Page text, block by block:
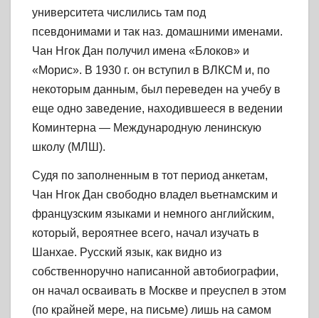
университета числились там под
псевдонимами и так наз. домашними именами.
Чан Нгок Дан получил имена «Блоков» и
«Морис». В 1930 г. он вступил в ВЛКСМ и, по
некоторым данным, был переведен на учебу в
еще одно заведение, находившееся в ведении
Коминтерна — Международную ленинскую
школу (МЛШ).
Судя по заполненным в тот период анкетам,
Чан Нгок Дан свободно владел вьетнамским и
французским языками и немного английским,
который, вероятнее всего, начал изучать в
Шанхае. Русский язык, как видно из
собственноручно написанной автобиографии,
он начал осваивать в Москве и преуспел в этом
(по крайней мере, на письме) лишь на самом